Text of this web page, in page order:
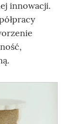
innowacji.